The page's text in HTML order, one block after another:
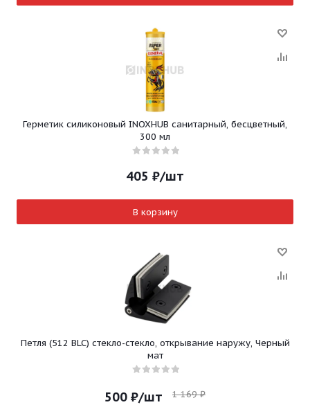
Герметик силиконовый INOXHUB санитарный, бесцветный,
300 мл
405 ₽/шт
В корзину
Петля (512 BLC) стекло-стекло, открывание наружу, Черный
мат
500 ₽/шт 1 169₽